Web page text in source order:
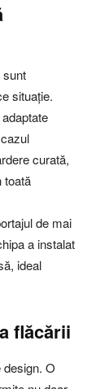
sunt
situație.
curată,
toată
de mai
a instalat
ideal
flăcării
design. O